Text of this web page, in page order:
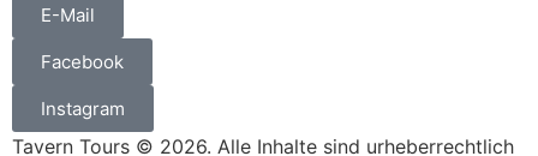
E-Mail
Facebook
Instagram
Tavern Tours © 2026. Alle Inhalte sind urheberrechtlich